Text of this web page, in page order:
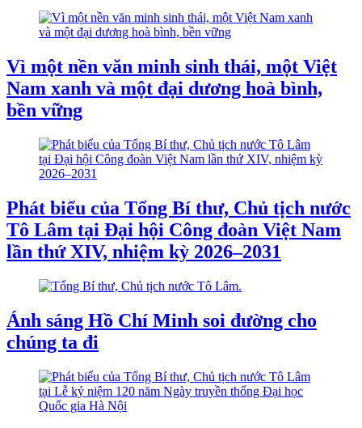
Vì một nền văn minh sinh thái, một Việt
Nam xanh và một đại dương hoà bình,
bền vững
Phát biểu của Tổng Bí thư, Chủ tịch nước
Tô Lâm tại Đại hội Công đoàn Việt Nam
lần thứ XIV, nhiệm kỳ 2026–2031
Ánh sáng Hồ Chí Minh soi đường cho
chúng ta đi